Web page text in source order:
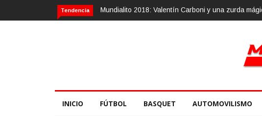
Tendencia Mundialito 2018: Valentín Carboni y una zurda
INICIO FÚTBOL BASQUET AUTOMOVILISMO